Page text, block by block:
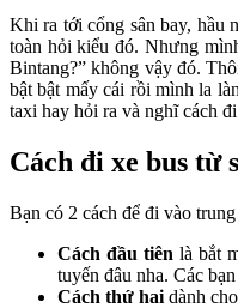
Khi ra tới cổng sân bay, hầu
toàn hỏi kiểu đó. Nhưng
Bintang?” không vậy đó.
bật bật mấy cái rồi mình la
taxi hay hỏi ra và nghĩ cách
Cách đi xe bus từ
Bạn có 2 cách để đi vào
Cách đầu tiên là bắt
tuyến đâu nha. Các
Cách thứ hai dành